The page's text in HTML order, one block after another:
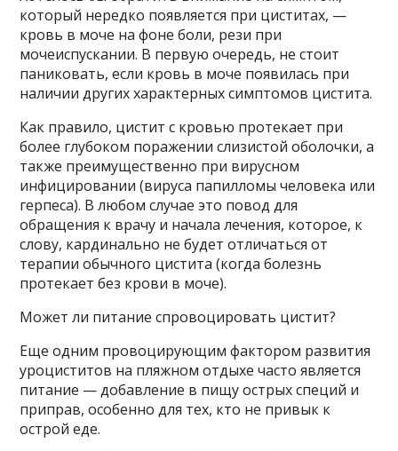
который нередко появляется при циститах, —
кровь в моче на фоне боли, рези при
мочеиспускании. В первую очередь, не стоит
паниковать, если кровь в моче появилась при
наличии других характерных симптомов цистита.
Как правило, цистит с кровью протекает при
более глубоком поражении слизистой оболочки, а
также преимущественно при вирусном
инфицировании (вируса папилломы человека или
герпеса). В любом случае это повод для
обращения к врачу и начала лечения, которое, к
слову, кардинально не будет отличаться от
терапии обычного цистита (когда болезнь
протекает без крови в моче).
Может ли питание спровоцировать цистит?
Еще одним провоцирующим фактором развития
уроциститов на пляжном отдыхе часто является
питание — добавление в пищу острых специй и
приправ, особенно для тех, кто не привык к
острой еде.